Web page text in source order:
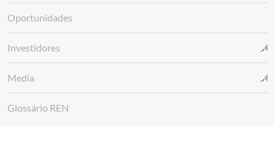
Oportunidades
Investidores
Media
Glossário REN